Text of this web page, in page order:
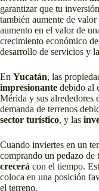
garantizar que tu
también aumente de
aumento en el valor de
crecimiento económico
desarrollo de servicios y
En Yucatán, las
impresionante debido al
Mérida y sus alrededores
demanda de terrenos
sector turístico, y las
Cuando inviertes en un
comprando un pedazo de
crecerá con el tiempo.
coloca en una posición
el terreno.